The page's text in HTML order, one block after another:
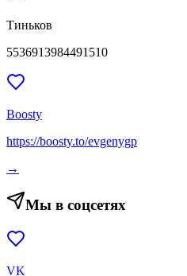
Тиньков
5536913984491510
Boosty
https://boosty.to/evgenygp
→
Мы в соцсетях
VK